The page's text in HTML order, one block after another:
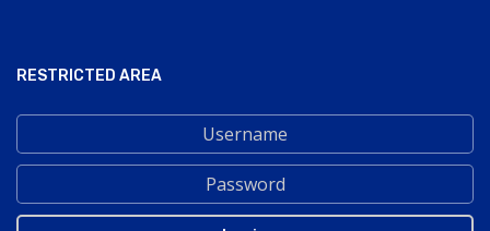
RESTRICTED AREA